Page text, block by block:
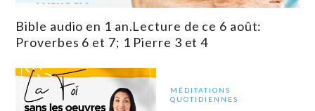
Bible audio en 1 an.Lecture de ce 6 août:
Proverbes 6 et 7; 1 Pierre 3 et 4
MÉDITATIONS
QUOTIDIENNES